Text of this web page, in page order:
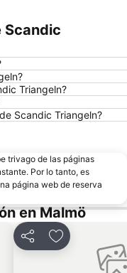
Scandic
Triangeln?
Scandic Triangeln?
trivago de las páginas
Por lo tanto, es
página web de reserva
en Malmö
CompartirAgregar a